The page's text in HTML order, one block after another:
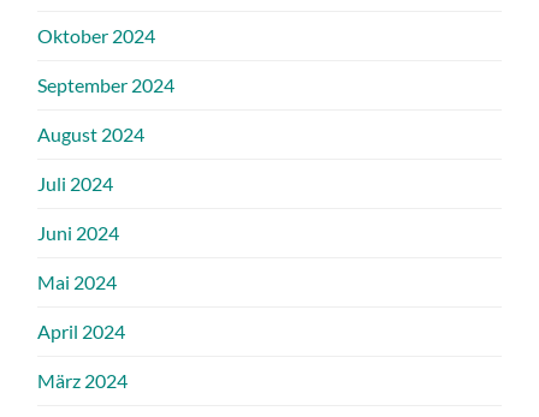
Oktober 2024
September 2024
August 2024
Juli 2024
Juni 2024
Mai 2024
April 2024
März 2024